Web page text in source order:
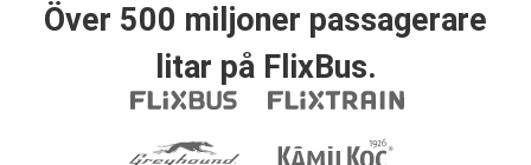
Över 500 miljoner passagerare
litar på FlixBus.